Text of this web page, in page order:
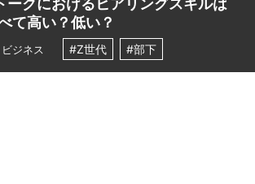
ークにおけるヒアリングスキルは
て高い？低い？
ビジネス #Z世代 #部下